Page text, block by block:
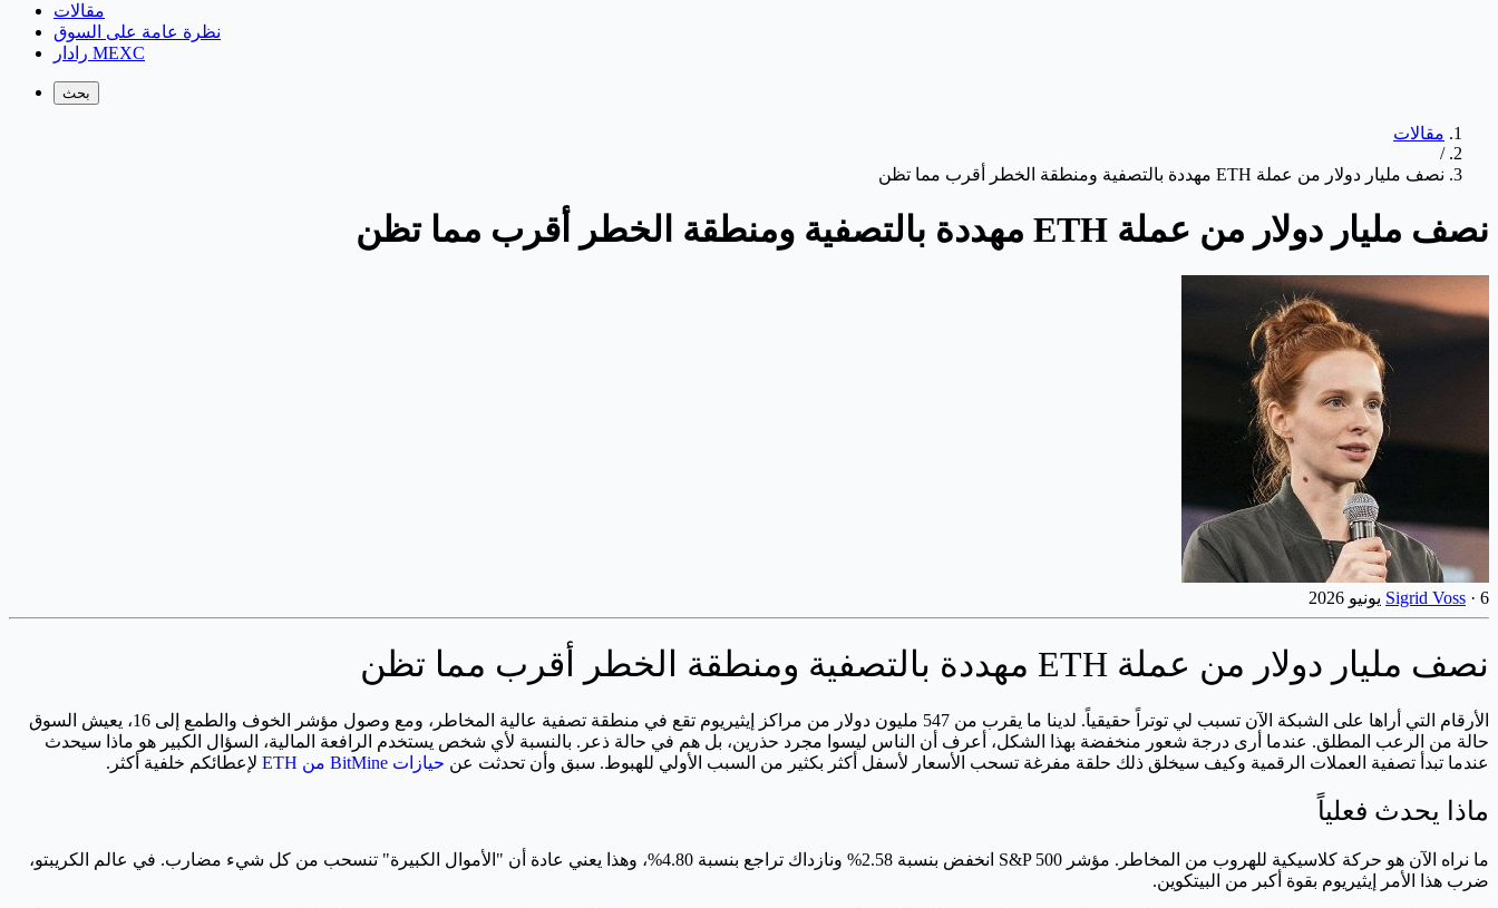
مقالات
نظرة عامة على السوق
رادار MEXC
بحث
مقالات
/
نصف مليار دولار من عملة ETH مهددة بالتصفية ومنطقة الخطر أقرب مما تظن
نصف مليار دولار من عملة ETH مهددة بالتصفية ومنطقة الخطر أقرب مما تظن
Sigrid Voss · 6 يونيو 2026
نصف مليار دولار من عملة ETH مهددة بالتصفية ومنطقة الخطر أقرب مما تظن
الأرقام التي أراها على الشبكة الآن تسبب لي توتراً حقيقياً. لدينا ما يقرب من 547 مليون دولار من مراكز إيثيريوم تقع في منطقة تصفية عالية المخاطر، ومع وصول مؤشر الخوف والطمع إلى 16، يعيش السوق
حالة من الرعب المطلق. عندما أرى درجة شعور منخفضة بهذا الشكل، أعرف أن الناس ليسوا مجرد حذرين، بل هم في حالة ذعر. بالنسبة لأي شخص يستخدم الرافعة المالية، السؤال الكبير هو ماذا سيحدث
عندما تبدأ تصفية العملات الرقمية وكيف سيخلق ذلك حلقة مفرغة تسحب الأسعار لأسفل أكثر بكثير من السبب الأولي للهبوط. سبق وأن تحدثت عن حيازات BitMine من ETH لإعطائكم خلفية أكثر.
ماذا يحدث فعلياً
ما نراه الآن هو حركة كلاسيكية للهروب من المخاطر. مؤشر S&P 500 انخفض بنسبة 2.58% ونازداك تراجع بنسبة 4.80%، وهذا يعني عادة أن "الأموال الكبيرة" تنسحب من كل شيء مضارب. في عالم الكريبتو،
ضرب هذا الأمر إيثيريوم بقوة أكبر من البيتكوين.